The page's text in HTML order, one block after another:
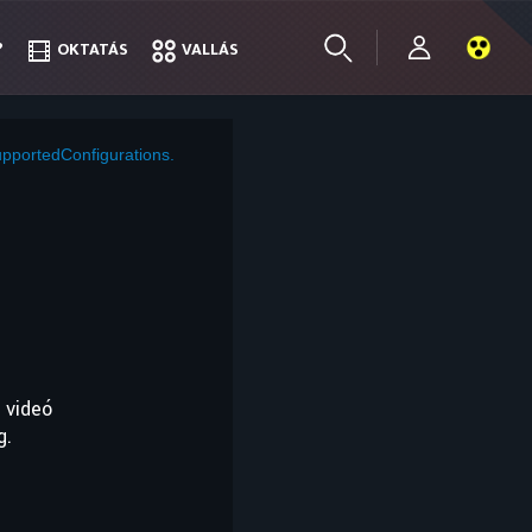
OKTATÁS VALLÁS
OKTATÁS VALLÁS